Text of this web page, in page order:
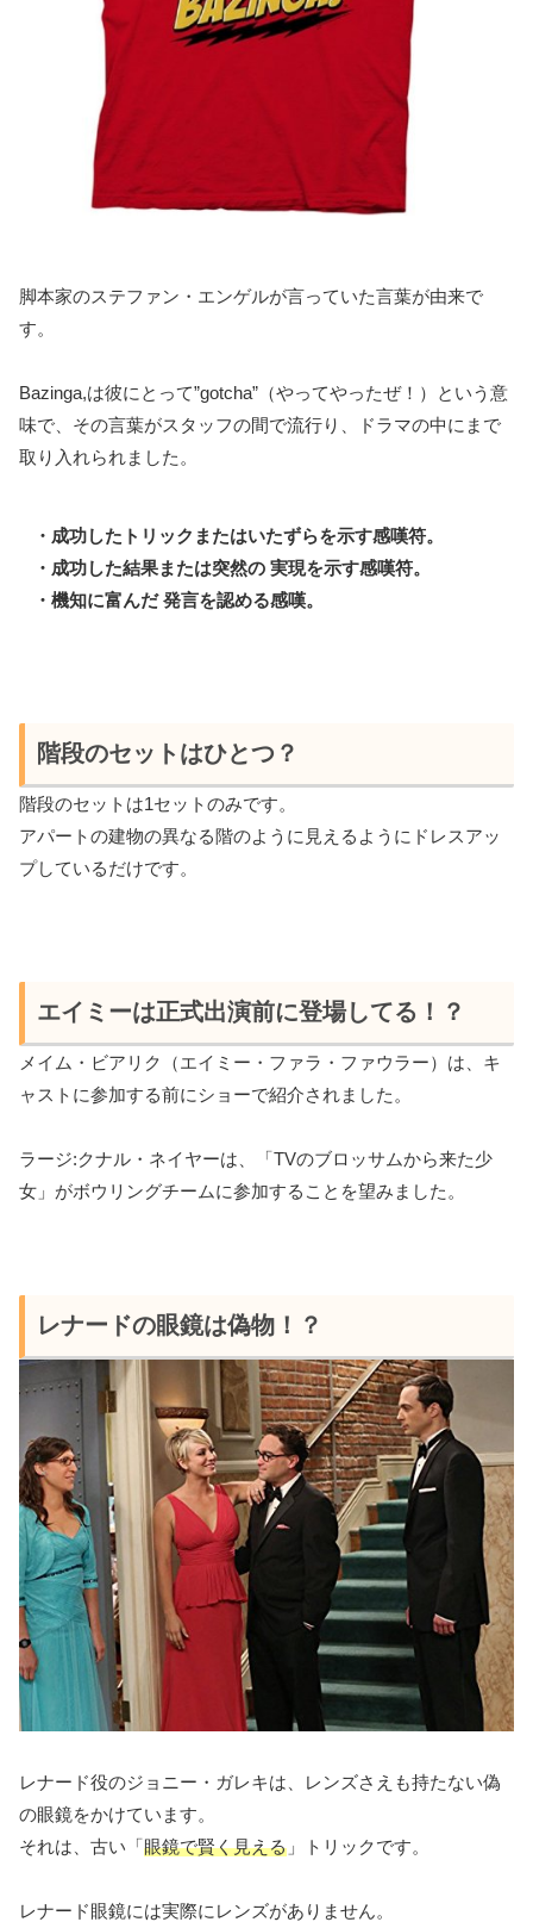
脚本家のステファン・エンゲルが言っていた言葉が由来で
す。
Bazinga,は彼にとって”gotcha”（やってやったぜ！）という意
味で、その言葉がスタッフの間で流行り、ドラマの中にまで
取り入れられました。
・成功したトリックまたはいたずらを示す感嘆符。
・成功した結果または突然の 実現を示す感嘆符。
・機知に富んだ 発言を認める感嘆。
階段のセットはひとつ？
階段のセットは1セットのみです。
アパートの建物の異なる階のように見えるようにドレスアッ
プしているだけです。
エイミーは正式出演前に登場してる！？
メイム・ビアリク（エイミー・ファラ・ファウラー）は、キ
ャストに参加する前にショーで紹介されました。
ラージ:クナル・ネイヤーは、「TVのブロッサムから来た少
女」がボウリングチームに参加することを望みました。
レナードの眼鏡は偽物！？
レナード役のジョニー・ガレキは、レンズさえも持たない偽
の眼鏡をかけています。
それは、古い「眼鏡で賢く見える 」トリックです。
レナード眼鏡には実際にレンズがありません。